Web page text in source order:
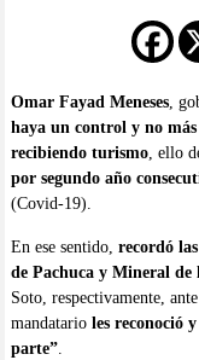
Omar Fayad Meneses,
haya un control y no
recibiendo turismo, ello
por segundo año
(Covid-19).
En ese sentido, recordó
de Pachuca y Mineral de
Soto, respectivamente,
mandatario les reconoció
parte”.